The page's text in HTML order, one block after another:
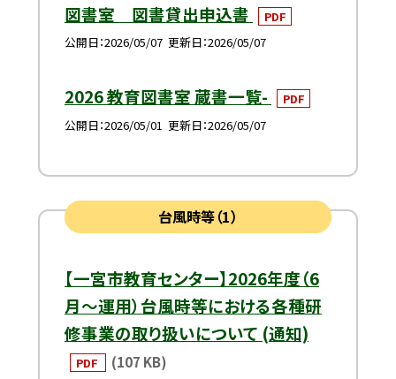
図書室 図書貸出申込書
PDF
公開日 2026/05/07 更新日 2026/05/07
2026 教育図書室 蔵書一覧-
PDF
公開日 2026/05/01 更新日 2026/05/07
台風時等（1）
【一宮市教育センター】2026年度（6
月～運用）台風時等における各種研
修事業の取り扱いについて (通知)
PDF (107 KB)